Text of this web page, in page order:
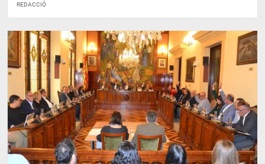
REDACCIÓ